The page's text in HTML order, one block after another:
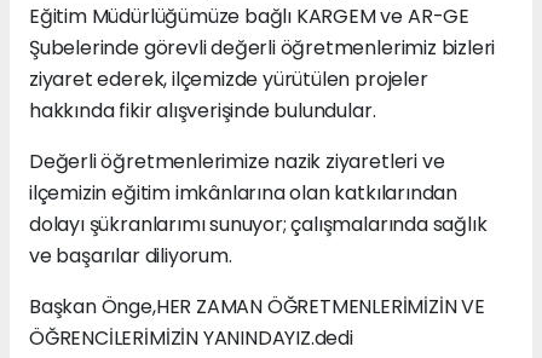
Eğitim Müdürlüğümüze bağlı KARGEM ve AR-GE
Şubelerinde görevli değerli öğretmenlerimiz bizleri
ziyaret ederek, ilçemizde yürütülen projeler
hakkında fikir alışverişinde bulundular.
Değerli öğretmenlerimize nazik ziyaretleri ve
ilçemizin eğitim imkânlarına olan katkılarından
dolayı şükranlarımı sunuyor; çalışmalarında sağlık
ve başarılar diliyorum.
Başkan Önge,HER ZAMAN ÖĞRETMENLERİMİZİN VE
ÖĞRENCİLERİMİZİN YANINDAYIZ.dedi